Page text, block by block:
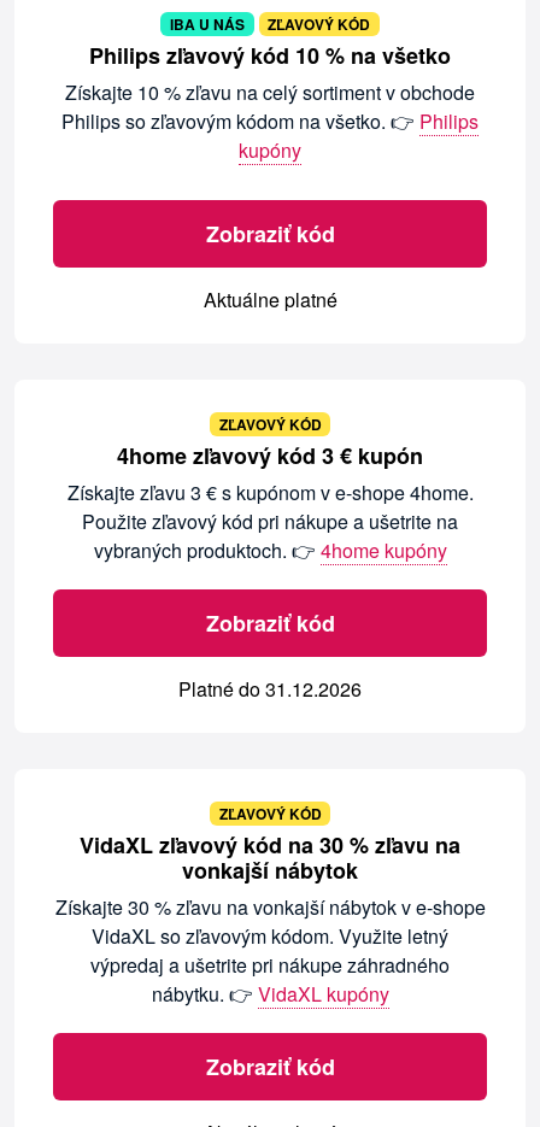
IBA U NÁS ZĽAVOVÝ KÓD
Philips zľavový kód 10 % na všetko
Získajte 10 % zľavu na celý sortiment v obchode
Philips so zľavovým kódom na všetko. 👉 Philips
kupóny
Zobraziť kód
Aktuálne platné
ZĽAVOVÝ KÓD
4home zľavový kód 3 € kupón
Získajte zľavu 3 € s kupónom v e-shope 4home.
Použite zľavový kód pri nákupe a ušetrite na
vybraných produktoch. 👉 4home kupóny
Zobraziť kód
Platné do 31.12.2026
ZĽAVOVÝ KÓD
VidaXL zľavový kód na 30 % zľavu na
vonkajší nábytok
Získajte 30 % zľavu na vonkajší nábytok v e-shope
VidaXL so zľavovým kódom. Využite letný
výpredaj a ušetrite pri nákupe záhradného
nábytku. 👉 VidaXL kupóny
Zobraziť kód